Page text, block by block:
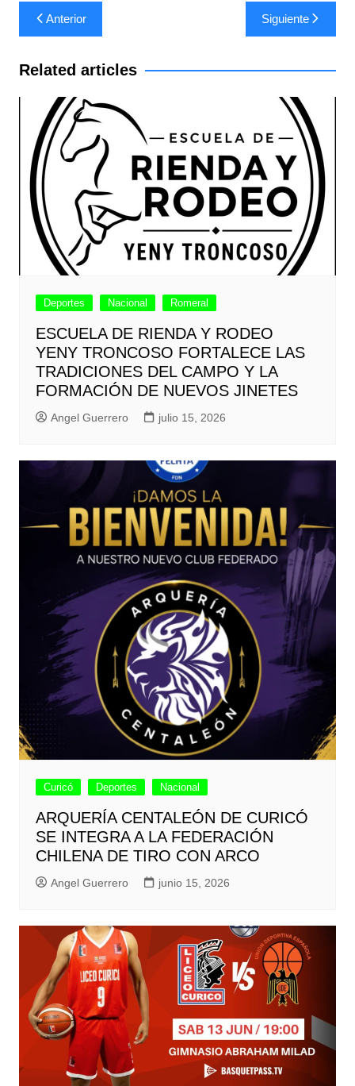
Navegación
de
entradas
Anterior Siguiente
Related articles
Deportes Nacional Romeral
ESCUELA DE RIENDA Y RODEO
YENY TRONCOSO FORTALECE LAS
TRADICIONES DEL CAMPO Y LA
FORMACIÓN DE NUEVOS JINETES
Angel Guerrero julio 15, 2026
Curicó Deportes Nacional
ARQUERÍA CENTALEÓN DE CURICÓ
SE INTEGRA A LA FEDERACIÓN
CHILENA DE TIRO CON ARCO
Angel Guerrero junio 15, 2026